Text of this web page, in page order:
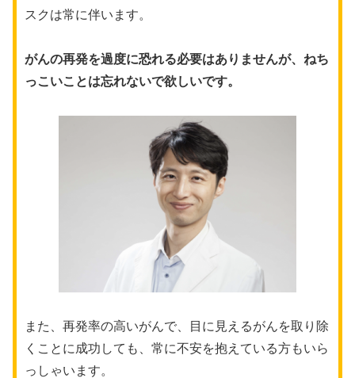
スクは常に伴います。
がんの再発を過度に恐れる必要はありませんが、ねち
っこいことは忘れないで欲しいです。
また、再発率の高いがんで、目に見えるがんを取り除
くことに成功しても、常に不安を抱えている方もいら
っしゃいます。